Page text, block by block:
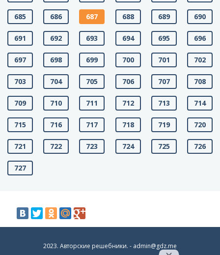
685 686 687 688 689 690
691 692 693 694 695 696
697 698 699 700 701 702
703 704 705 706 707 708
709 710 711 712 713 714
715 716 717 718 719 720
721 722 723 724 725 726
727
2023. Авторские решебники. - admin@gdz.me